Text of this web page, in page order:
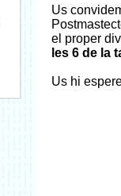
Us
el proper
les 6 de la
Us hi